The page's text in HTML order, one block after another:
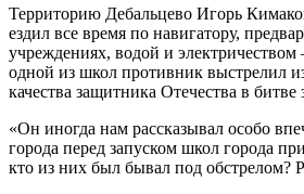
Территорию Дебальцево Игорь
ездил все время по навигатору,
учреждениях, водой и
одной из школ противник выстрелил
качества защитника Отечества в битве
«Он иногда нам рассказывал особо
города перед запуском школ города
кто из них был бывал под обстрелом?